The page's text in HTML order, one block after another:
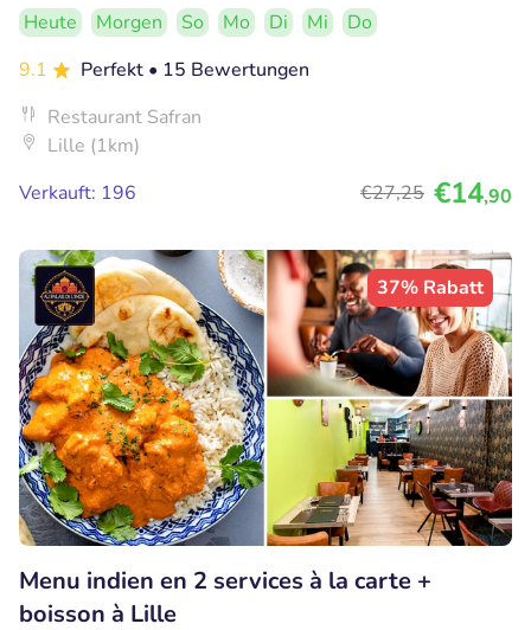
Heute Morgen So Mo Di Mi
Do
9.1
Perfekt • 15 Bewertungen
Restaurant Safran
Lille (1km)
Verkauft: 196
€27,25 €14,90
37% Rabatt
Menu indien en 2 services à la carte +
boisson à Lille